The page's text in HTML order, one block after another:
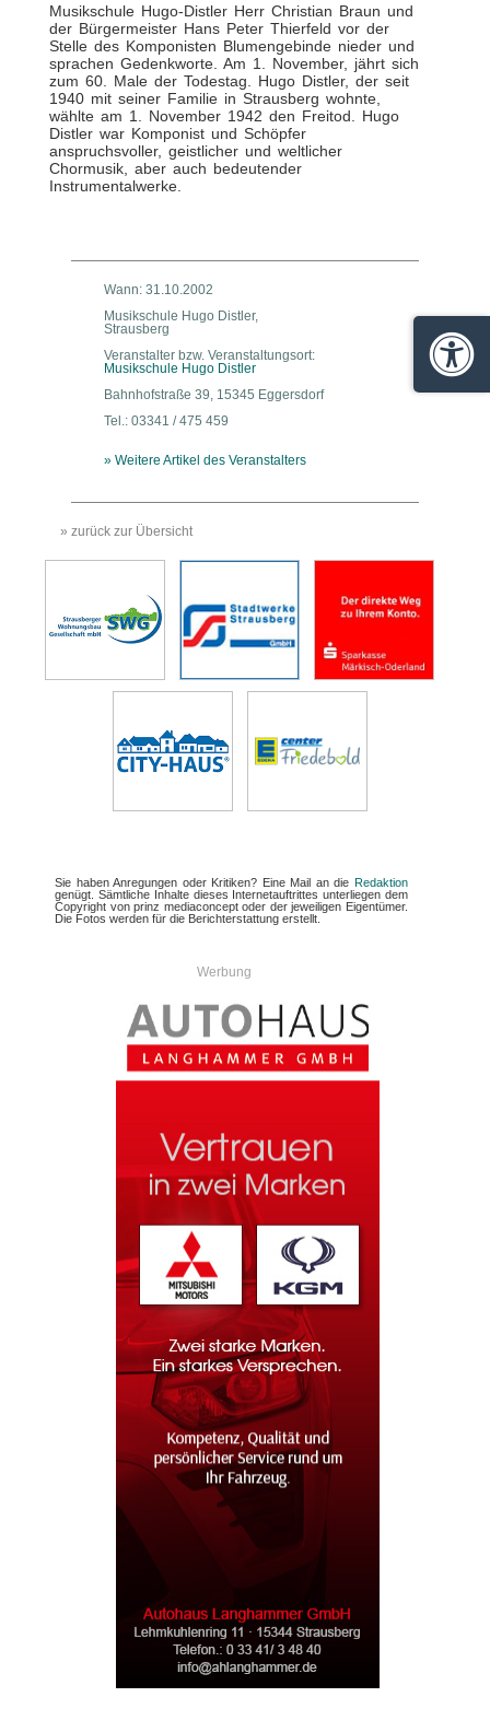
Musikschule Hugo-Distler Herr Christian Braun und
der Bürgermeister Hans Peter Thierfeld vor der
Stelle des Komponisten Blumengebinde nieder und
sprachen Gedenkworte. Am 1. November, jährt sich
zum 60. Male der Todestag. Hugo Distler, der seit
1940 mit seiner Familie in Strausberg wohnte,
wählte am 1. November 1942 den Freitod. Hugo
Distler war Komponist und Schöpfer
anspruchsvoller, geistlicher und weltlicher
Chormusik, aber auch bedeutender
Instrumentalwerke.
Wann: 31.10.2002
Musikschule Hugo Distler,
Strausberg
Veranstalter bzw. Veranstaltungsort:
Musikschule Hugo Distler
Bahnhofstraße 39, 15345 Eggersdorf
Tel.: 03341 / 475 459
» Weitere Artikel des Veranstalters
» zurück zur Übersicht
Sie haben Anregungen oder Kritiken? Eine Mail an die Redaktion
genügt. Sämtliche Inhalte dieses Internetauftrittes unterliegen dem
Copyright von prinz mediaconcept oder der jeweiligen Eigentümer.
Die Fotos werden für die Berichterstattung erstellt.
Werbung